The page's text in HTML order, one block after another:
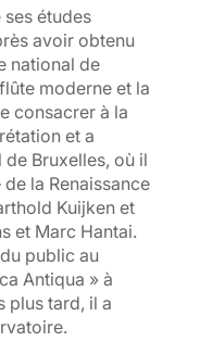
études
avoir obtenu
national de
moderne et la
consacrer à la
et a
Bruxelles, où il
la Renaissance
Kuijken et
et Marc Hantai.
public au
Antiqua » à
plus tard, il a